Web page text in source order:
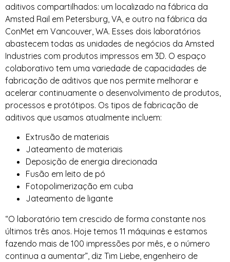
aditivos compartilhados: um localizado na fábrica da
Amsted Rail em Petersburg, VA, e outro na fábrica da
ConMet em Vancouver, WA. Esses dois laboratórios
abastecem todas as unidades de negócios da Amsted
Industries com produtos impressos em 3D. O espaço
colaborativo tem uma variedade de capacidades de
fabricação de aditivos que nos permite melhorar e
acelerar continuamente o desenvolvimento de produtos,
processos e protótipos. Os tipos de fabricação de
aditivos que usamos atualmente incluem:
Extrusão de materiais
Jateamento de materiais
Deposição de energia direcionada
Fusão em leito de pó
Fotopolimerização em cuba
Jateamento de ligante
“O laboratório tem crescido de forma constante nos
últimos três anos. Hoje temos 11 máquinas e estamos
fazendo mais de 100 impressões por mês, e o número
continua a aumentar”, diz Tim Liebe, engenheiro de